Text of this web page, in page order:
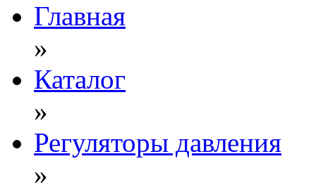
Главная
»
Каталог
»
Регуляторы давления
»